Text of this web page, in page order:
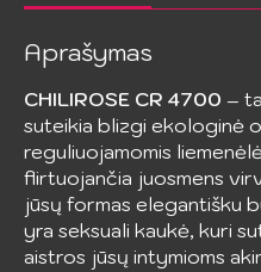
Aprašymas
CHILIROSE CR 4700 –
suteikia blizgi ekologinė
reguliuojamomis
flirtuojančia juosmens
jūsų formas elegantišku
yra seksuali kaukė, kuri
aistros jūsų intymioms